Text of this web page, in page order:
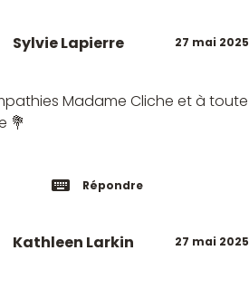
27 mai 2025
Sylvie Lapierre
Madame Cliche et à toute
💐
Répondre
27 mai 2025
Kathleen Larkin